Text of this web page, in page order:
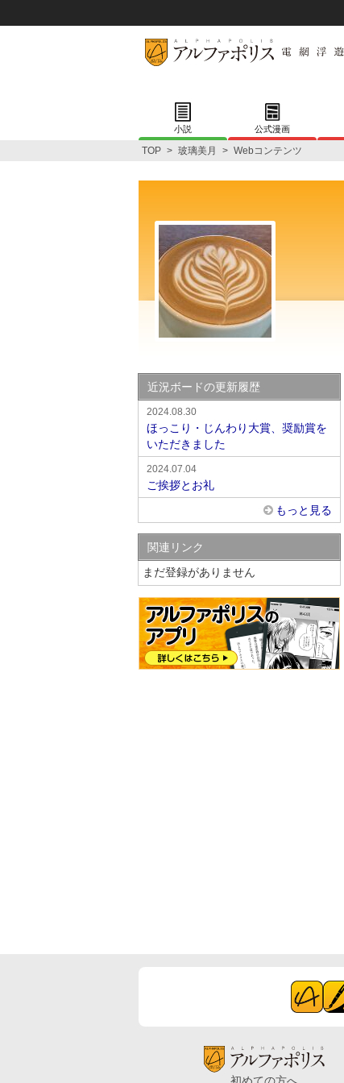
小説 公式漫画
TOP > 玻璃美月 > Webコンテンツ
近況ボードの更新履歴
2024.08.30
ほっこり・じんわり大賞、奨励賞を
いただきました
2024.07.04
ご挨拶とお礼
もっと見る
関連リンク
まだ登録がありません
初めての方へ